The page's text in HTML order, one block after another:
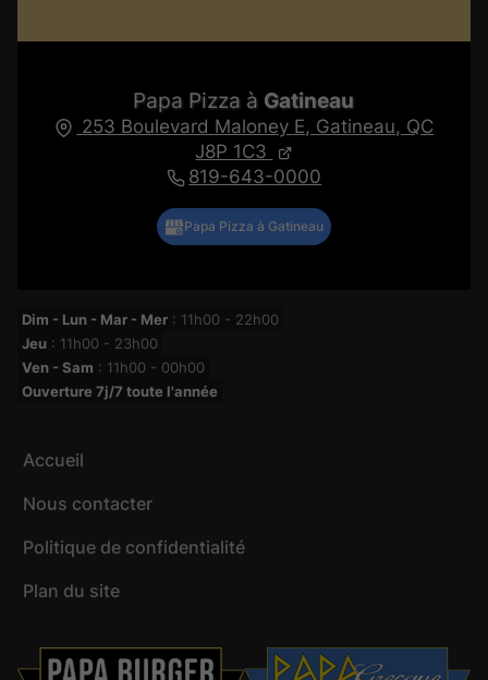
Papa Pizza à Gatineau
253 Boulevard Maloney E, Gatineau, QC
J8P 1C3
819-643-0000
Dim - Lun - Mar - Mer : 11h00 - 22h00
Jeu : 11h00 - 23h00
Ven - Sam : 11h00 - 00h00
Ouverture 7j/7 toute l'année
Accueil
Nous contacter
Politique de confidentialité
Plan du site